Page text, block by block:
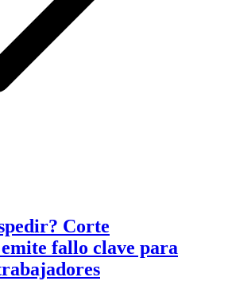
Corte
fallo clave para